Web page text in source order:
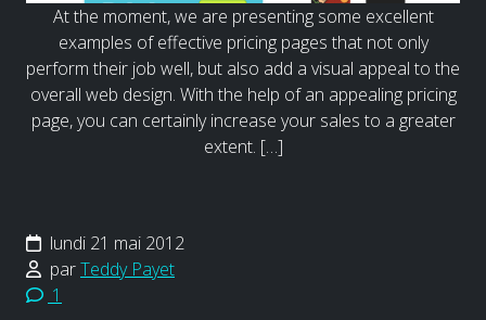
At the moment, we are presenting some excellent
examples of effective pricing pages that not only
perform their job well, but also add a visual appeal to the
overall web design. With the help of an appealing pricing
page, you can certainly increase your sales to a greater
extent. […]
lundi 21 mai 2012
parTeddy Payet
1